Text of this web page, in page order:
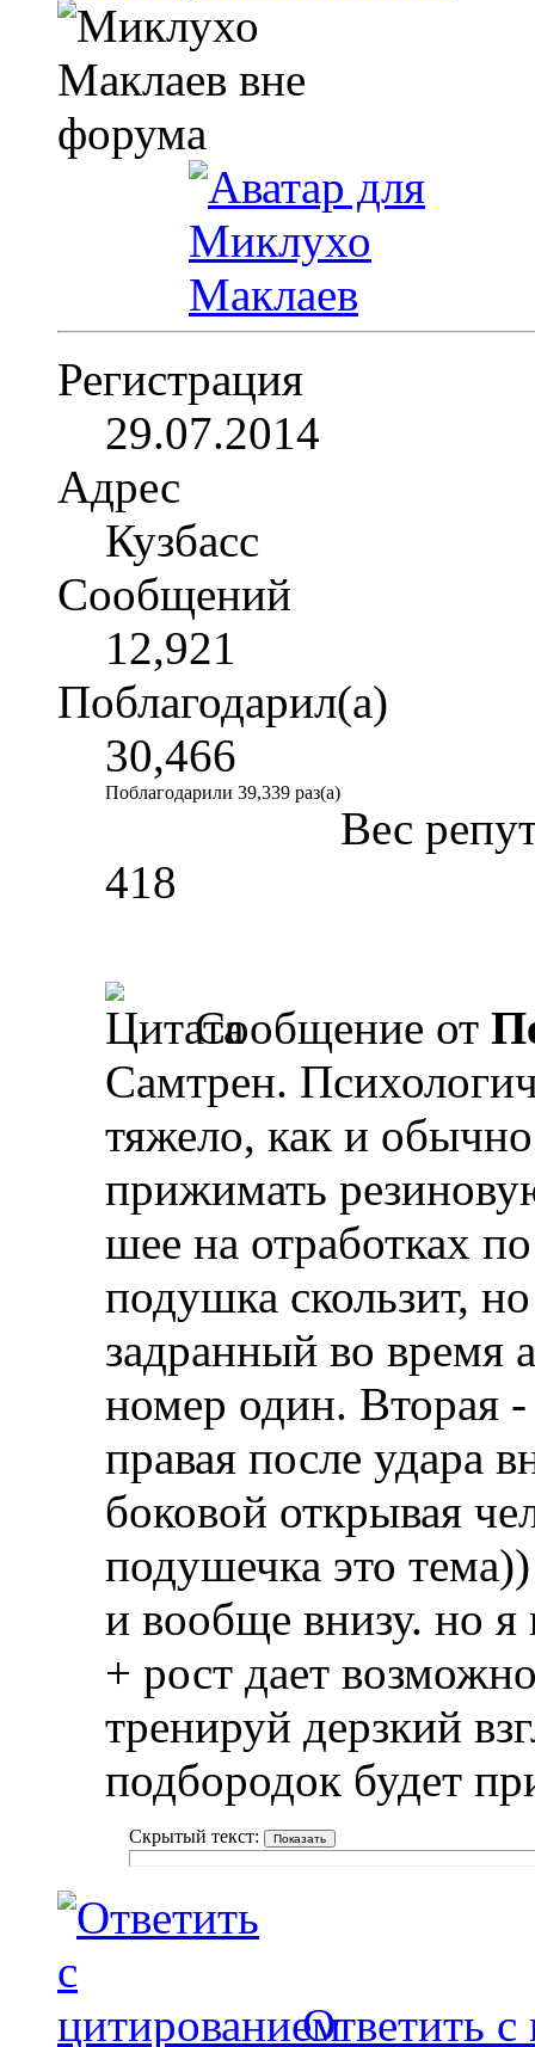
Регистрация
29.07.2014
Адрес
Кузбасс
Сообщений
12,921
Поблагодарил(а)
30,466
Поблагодарили 39,339 раз(а)
Вес
418
Сообщение от
Самтрен.
тяжело, как и
прижимать
шее на отработках
подушка скользит,
задранный во время
номер один. Вторая
правая после удара
боковой открывая
подушечка это тема))
и вообще внизу. но я
+ рост дает
тренируй дерзкий
подбородок будет
Скрытый текст:
Ответить с